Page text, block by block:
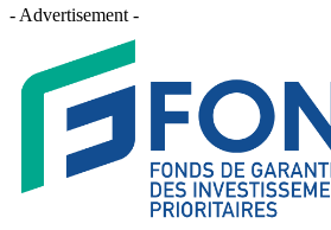
- Advertisement -